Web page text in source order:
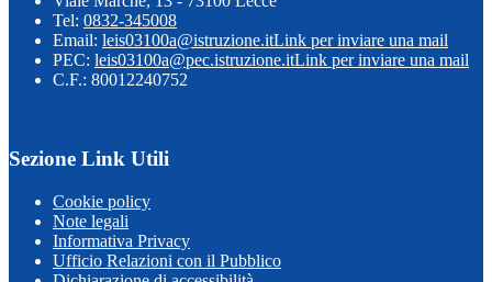
Tel: 0832-345008
Email: leis03100a@istruzione.itLink per inviare una mail
PEC: leis03100a@pec.istruzione.itLink per inviare una mail
C.F.: 80012240752
Sezione Link Utili
Cookie policy
Note legali
Informativa Privacy
Ufficio Relazioni con il Pubblico